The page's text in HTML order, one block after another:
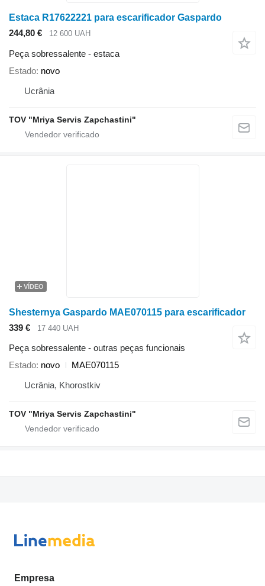
Estaca R17622221 para escarificador Gaspardo
244,80 €
12 600 UAH
Peça sobressalente - estaca
Estado novo
Ucrânia
TOV "Mriya Servis Zapchastini"
VÍDEO
Shesternya Gaspardo MAE070115 para escarificador
339 €
17 440 UAH
Peça sobressalente - outras peças funcionais
Estado novo
МАЕ070115
Ucrânia, Khorostkiv
TOV "Mriya Servis Zapchastini"
Empresa